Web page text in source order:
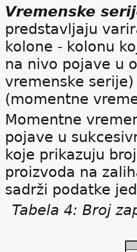
Vremenske
predstavljaju
kolone - kolonu
na nivo pojave u
vremenske
(momentne
Momentne
pojave u
koje prikazuju
proizvoda na
sadrži podatke
Tabela 4: Broj